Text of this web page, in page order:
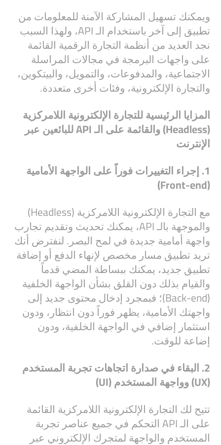
ويمكنك تسهيل المشاركة الآمنة للمعلومات من
تطبيق إلى آخر باستخدام الـ API، ولهذا السبب
نجد العديد من أنظمة التجارة الرقمية القائمة
على واجهات البرمجة في مجالات المراسلة
الاجتماعية، والمدفوعات، والتمويل، والبيتكوين،
والتجارة الإلكترونية، وفئات أخرى متعددة.
المزايا الرئيسية للتجارة الإلكترونية اللامركزية
(Headless) والقائمة على الـ API للبائعين عبر
الإنترنت
1. إجراء التغييرات فوراً على الواجهة الأمامية
(Front-end)
مع التجارة الإلكترونية اللامركزية (Headless)
والموجهة بالـ API، يمكنك تحديث وتقديم تجارب
واجهة أمامية جديدة في لمح البصر. لنفترض أنك
تريد تطبيق مسار مخصص لإنهاء الدفع أو إضافة
تطبيق جديد، يمكنك ببساطة المضي قدماً
والقيام بذلك دون القلق بشأن الواجهة الخلفية
(Back-end)؛ فبمجرد إدخال محتوى جديد إلى
واجهتك الأمامية، يظهر فوراً دون انتظار، ودون
استثمار إضافي في الواجهة الخلفية، ودون
إضاعة للوقت.
2. البقاء في صدارة اتجاهات تجربة المستخدم
(UX) وواجهة المستخدم (UI)
تتيح لك التجارة الإلكترونية اللامركزية القائمة
على الـ API التحكم في جميع عناصر تجربة
المستخدم والواجهة لمتجرك الإلكتروني عبر